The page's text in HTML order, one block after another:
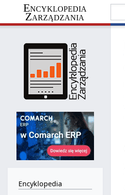
Encyklopedia
Zarządzania
Encyklopedia